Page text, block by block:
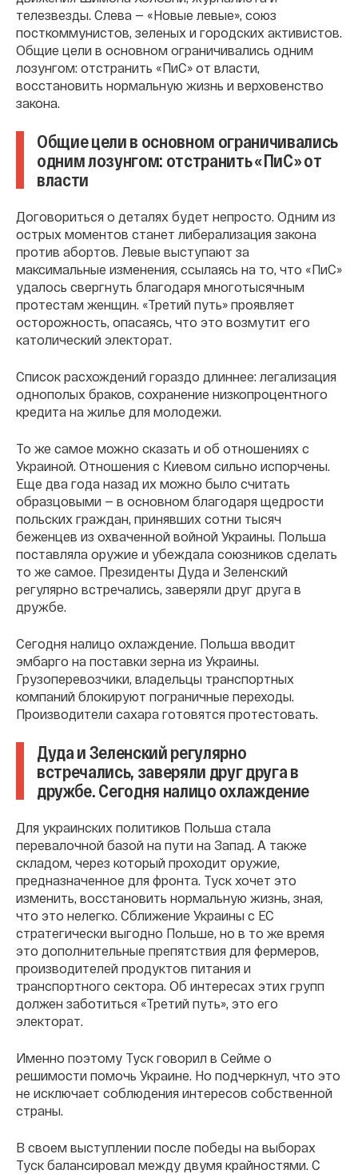
телезвезды. Слева — «Новые левые», союз
посткоммунистов, зеленых и городских активистов.
Общие цели в основном ограничивались одним
лозунгом: отстранить «ПиС» от власти,
восстановить нормальную жизнь и верховенство
закона.
Общие цели в основном ограничивались
одним лозунгом: отстранить «ПиС» от
власти
Договориться о деталях будет непросто. Одним из
острых моментов станет либерализация закона
против абортов. Левые выступают за
максимальные изменения, ссылаясь на то, что «ПиС»
удалось свергнуть благодаря многотысячным
протестам женщин. «Третий путь» проявляет
осторожность, опасаясь, что это возмутит его
католический электорат.
Список расхождений гораздо длиннее: легализация
однополых браков, сохранение низкопроцентного
кредита на жилье для молодежи.
То же самое можно сказать и об отношениях с
Украиной. Отношения с Киевом сильно испорчены.
Еще два года назад их можно было считать
образцовыми — в основном благодаря щедрости
польских граждан, принявших сотни тысяч
беженцев из охваченной войной Украины. Польша
поставляла оружие и убеждала союзников сделать
то же самое. Президенты Дуда и Зеленский
регулярно встречались, заверяли друг друга в
дружбе.
Сегодня налицо охлаждение. Польша вводит
эмбарго на поставки зерна из Украины.
Грузоперевозчики, владельцы транспортных
компаний блокируют пограничные переходы.
Производители сахара готовятся протестовать.
Дуда и Зеленский регулярно
встречались, заверяли друг друга в
дружбе. Сегодня налицо охлаждение
Для украинских политиков Польша стала
перевалочной базой на пути на Запад. А также
складом, через который проходит оружие,
предназначенное для фронта. Туск хочет это
изменить, восстановить нормальную жизнь, зная,
что это нелегко. Сближение Украины с ЕС
стратегически выгодно Польше, но в то же время
это дополнительные препятствия для фермеров,
производителей продуктов питания и
транспортного сектора. Об интересах этих групп
должен заботиться «Третий путь», это его
электорат.
Именно поэтому Туск говорил в Сейме о
решимости помочь Украине. Но подчеркнул, что это
не исключает соблюдения интересов собственной
страны.
В своем выступлении после победы на выборах
Туск балансировал между двумя крайностями. С